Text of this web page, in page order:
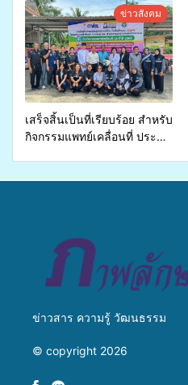
ผลิตภัณฑ์จากการแปรรูป
หม่อนไหม ภายใต้กิจกรรม
พัฒนาเครือข่ายกลุ่มการปลูก
หม่อน
ข่าวสังคม
เสร็จสิ้นเป็นที่เรียบร้อย สำหรับ
กิจกรรมแพทย์เคลื่อนที่ ประจำ
ข่าวสาร ความรู้ วัฒนธรรม
© copyright 2026